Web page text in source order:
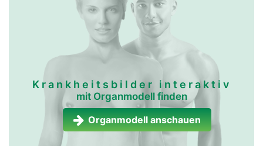
Krankheitsbilder interaktiv
mit Organmodell finden
Organmodell anschauen